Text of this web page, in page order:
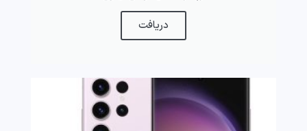
دریافت